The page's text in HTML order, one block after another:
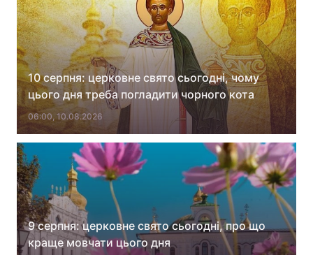
10 серпня: церковне свято сьогодні, чому
цього дня треба погладити чорного кота
06:00, 10.08.2026
9 серпня: церковне свято сьогодні, про що
краще мовчати цього дня